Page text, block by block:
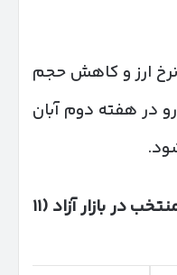
ارز و کاهش حجم
در هفته دوم آبان
در بازار آزاد (۱۱